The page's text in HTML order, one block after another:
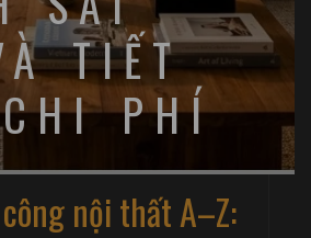
TIẾT
PHÍ
nội thất A–Z: